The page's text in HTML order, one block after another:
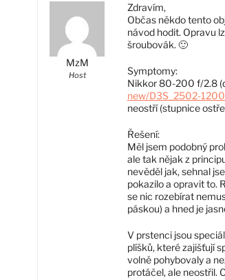
MzM
Host
Zdravím,
Občas někdo tento
návod hodit. Opravu
šroubovák. 🙂
Symptomy:
Nikkor 80-200 f/2.8
new/D3S_2502-
neostří (stupnice
Řešení:
Měl jsem podobný
ale tak nějak z
nevěděl jak, sehnal
pokazilo a opravit to.
se nic rozebírat
páskou) a hned je
V prstenci jsou
plíšků, které zajišťují
volně pohybovaly a
protáčel, ale neostřil.